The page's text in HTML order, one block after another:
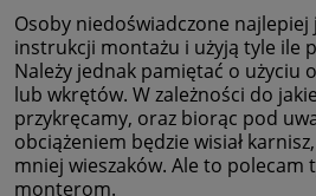
Osoby niedoświadczone najlepiej
instrukcji montażu i użyją tyle ile
Należy jednak pamiętać o użyciu
lub wkrętów. W zależności do
przykręcamy, oraz biorąc pod
obciążeniem będzie wisiał
mniej wieszaków. Ale to polecam
monterom.